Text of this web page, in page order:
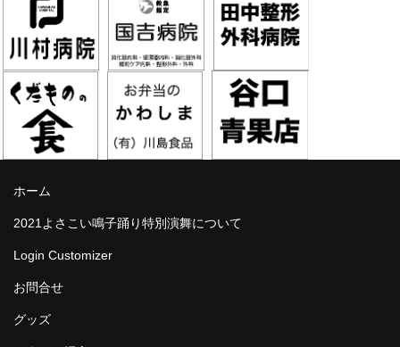
ホーム
2021よさこい鳴子踊り特別演舞について
Login Customizer
お問合せ
グッズ